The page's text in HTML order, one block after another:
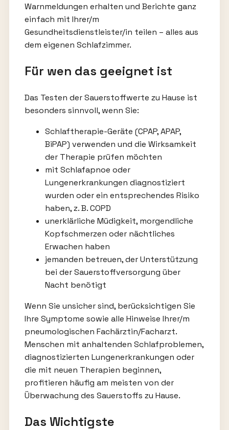
Warnmeldungen erhalten und Berichte ganz
einfach mit Ihrer/m
Gesundheitsdienstleister/in teilen – alles aus
dem eigenen Schlafzimmer.
Für wen das geeignet ist
Das Testen der Sauerstoffwerte zu Hause ist
besonders sinnvoll, wenn Sie:
Schlaftherapie-Geräte (CPAP, APAP,
BiPAP) verwenden und die Wirksamkeit
der Therapie prüfen möchten
mit Schlafapnoe oder
Lungenerkrankungen diagnostiziert
wurden oder ein entsprechendes Risiko
haben, z. B. COPD
unerklärliche Müdigkeit, morgendliche
Kopfschmerzen oder nächtliches
Erwachen haben
jemanden betreuen, der Unterstützung
bei der Sauerstoffversorgung über
Nacht benötigt
Wenn Sie unsicher sind, berücksichtigen Sie
Ihre Symptome sowie alle Hinweise Ihrer/m
pneumologischen Fachärztin/Facharzt.
Menschen mit anhaltenden Schlafproblemen,
diagnostizierten Lungenerkrankungen oder
die mit neuen Therapien beginnen,
profitieren häufig am meisten von der
Überwachung des Sauerstoffs zu Hause.
Das Wichtigste